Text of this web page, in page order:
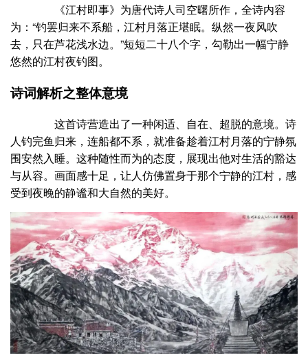
《江村即事》为唐代诗人司空曙所作，全诗内容
为：“钓罢归来不系船，江村月落正堪眠。纵然一夜风吹
去，只在芦花浅水边。”短短二十八个字，勾勒出一幅宁静
悠然的江村夜钓图。
诗词解析之整体意境
这首诗营造出了一种闲适、自在、超脱的意境。诗
人钓完鱼归来，连船都不系，就准备趁着江村月落的宁静氛
围安然入睡。这种随性而为的态度，展现出他对生活的豁达
与从容。画面感十足，让人仿佛置身于那个宁静的江村，感
受到夜晚的静谧和大自然的美好。